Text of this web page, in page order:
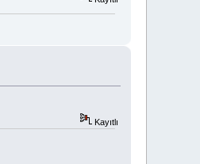
Kayıtlı